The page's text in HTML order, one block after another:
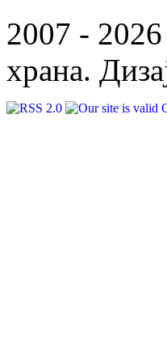
2007 -
храна.